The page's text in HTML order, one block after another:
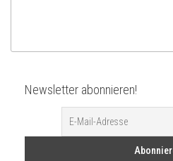
Newsletter abonnieren!